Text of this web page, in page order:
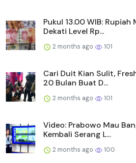
Pukul 13.00 WIB: Rupiah
Dekati Level Rp...
2 months ago 101
Cari Duit Kian Sulit,
20 Bulan Buat D...
2 months ago 101
Video: Prabowo Mau
Kembali Serang L...
2 months ago 100